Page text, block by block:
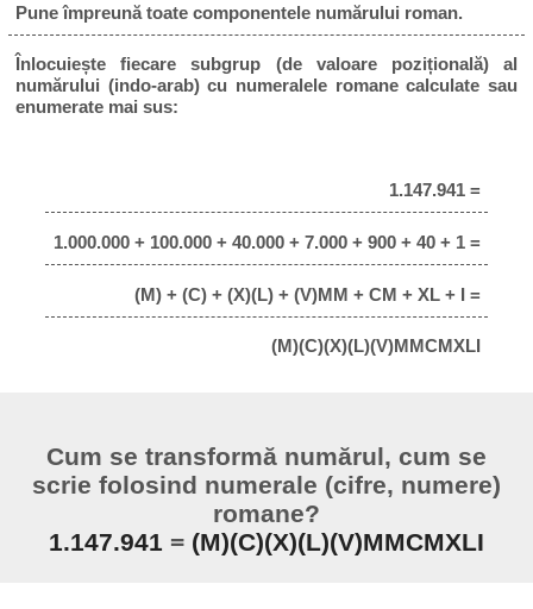
Pune împreună toate componentele numărului roman.
Înlocuiește fiecare subgrup (de valoare pozițională) al
numărului (indo-arab) cu numeralele romane calculate sau
enumerate mai sus:
1.147.941 =
1.000.000 + 100.000 + 40.000 + 7.000 + 900 + 40 + 1 =
(M) + (C) + (X)(L) + (V)MM + CM + XL + I =
(M)(C)(X)(L)(V)MMCMXLI
Cum se transformă numărul, cum se
scrie folosind numerale (cifre, numere)
romane?
1.147.941 = (M)(C)(X)(L)(V)MMCMXLI